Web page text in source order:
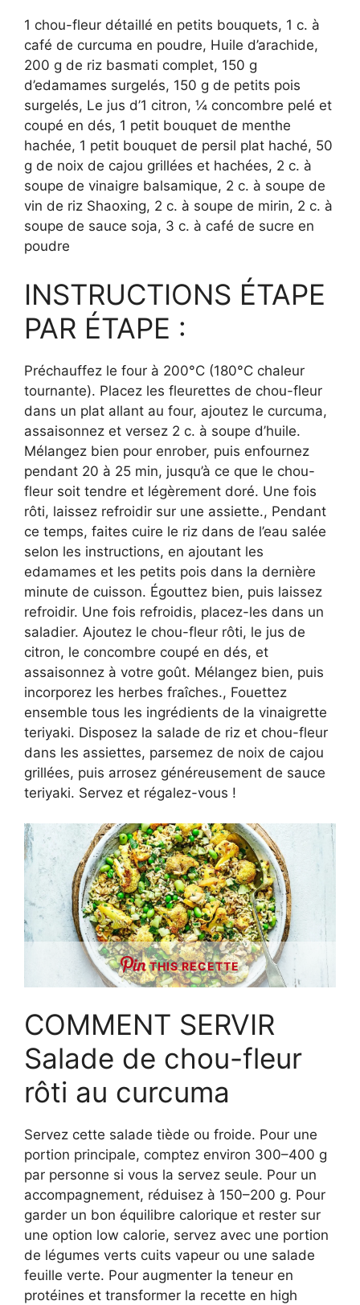
1 chou-fleur détaillé en petits bouquets, 1 c. à
café de curcuma en poudre, Huile d’arachide,
200 g de riz basmati complet, 150 g
d’edamames surgelés, 150 g de petits pois
surgelés, Le jus d’1 citron, ¼ concombre pelé et
coupé en dés, 1 petit bouquet de menthe
hachée, 1 petit bouquet de persil plat haché, 50
g de noix de cajou grillées et hachées, 2 c. à
soupe de vinaigre balsamique, 2 c. à soupe de
vin de riz Shaoxing, 2 c. à soupe de mirin, 2 c. à
soupe de sauce soja, 3 c. à café de sucre en
poudre
INSTRUCTIONS ÉTAPE
PAR ÉTAPE :
Préchauffez le four à 200°C (180°C chaleur
tournante). Placez les fleurettes de chou-fleur
dans un plat allant au four, ajoutez le curcuma,
assaisonnez et versez 2 c. à soupe d’huile.
Mélangez bien pour enrober, puis enfournez
pendant 20 à 25 min, jusqu’à ce que le chou-
fleur soit tendre et légèrement doré. Une fois
rôti, laissez refroidir sur une assiette., Pendant
ce temps, faites cuire le riz dans de l’eau salée
selon les instructions, en ajoutant les
edamames et les petits pois dans la dernière
minute de cuisson. Égouttez bien, puis laissez
refroidir. Une fois refroidis, placez-les dans un
saladier. Ajoutez le chou-fleur rôti, le jus de
citron, le concombre coupé en dés, et
assaisonnez à votre goût. Mélangez bien, puis
incorporez les herbes fraîches., Fouettez
ensemble tous les ingrédients de la vinaigrette
teriyaki. Disposez la salade de riz et chou-fleur
dans les assiettes, parsemez de noix de cajou
grillées, puis arrosez généreusement de sauce
teriyaki. Servez et régalez-vous !
THIS RECETTE
COMMENT SERVIR
Salade de chou-fleur
rôti au curcuma
Servez cette salade tiède ou froide. Pour une
portion principale, comptez environ 300–400 g
par personne si vous la servez seule. Pour un
accompagnement, réduisez à 150–200 g. Pour
garder un bon équilibre calorique et rester sur
une option low calorie, servez avec une portion
de légumes verts cuits vapeur ou une salade
feuille verte. Pour augmenter la teneur en
protéines et transformer la recette en high